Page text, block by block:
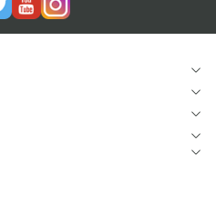
YoutubeInstagram